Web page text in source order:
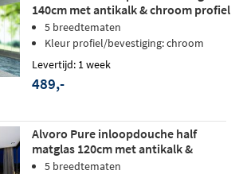
140cm met antikalk & chroom profiel
5 breedtematen
Kleur profiel/bevestiging: chroom
Levertijd: 1 week
489,-
Alvoro Pure inloopdouche half
matglas 120cm met antikalk &
chroom profiel
5 breedtematen